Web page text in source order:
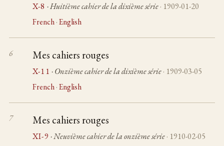
X-8 · Huitième cahier de la dixième série · 1909-01-20
French ·English
Mes cahiers rouges
X-11 · Onzième cahier de la dixième série· 1909-03-05
French ·English
Mes cahiers rouges
XI-9 · Neuvième cahier de la onzième série· 1910-02-05